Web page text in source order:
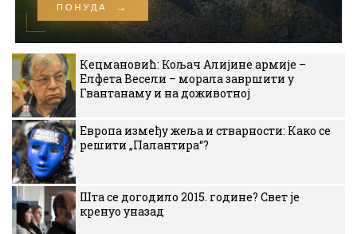
Кецмановић: Кољач Алијине армије –
Елфета Весели – морала завршити у
Гвантанаму и на доживотној
Европа између жеља и стварности: Како се
решити „Палантира“?
Шта се догодило 2015. године? Свет је
кренуо уназад